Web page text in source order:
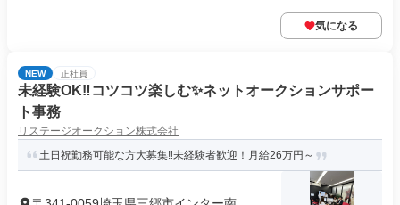
気になる
NEW 正社員
未経験OK‼︎コツコツ楽しむ✨ネットオークションサポー
ト事務
リステージオークション株式会社
土日祝勤務可能な方大募集‼︎未経験者歓迎！月給26万円～